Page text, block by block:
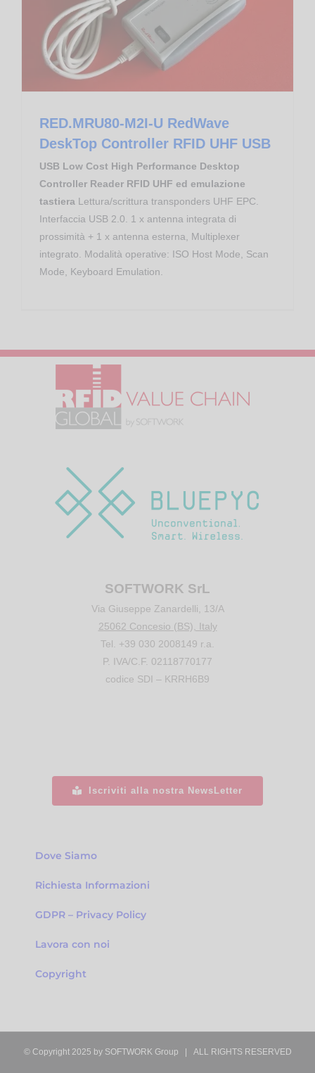
RED.MRU80-M2I-U RedWave
DeskTop Controller RFID UHF USB
USB Low Cost High Performance Desktop
Controller Reader RFID UHF ed emulazione
tastiera Lettura/scrittura transponders UHF EPC.
Interfaccia USB 2.0. 1 x antenna integrata di
prossimità + 1 x antenna esterna, Multiplexer
integrato. Modalità operative: ISO Host Mode, Scan
Mode, Keyboard Emulation.
SOFTWORK SrL
Via Giuseppe Zanardelli, 13/A
25062 Concesio (BS), Italy
Tel. +39 030 2008149 r.a.
P. IVA/C.F. 02118770177
codice SDI – KRRH6B9
Iscriviti alla nostra NewsLetter
Dove Siamo
Richiesta Informazioni
GDPR – Privacy Policy
Lavora con noi
Copyright
© Copyright 2025 by SOFTWORK Group | ALL RIGHTS RESERVED